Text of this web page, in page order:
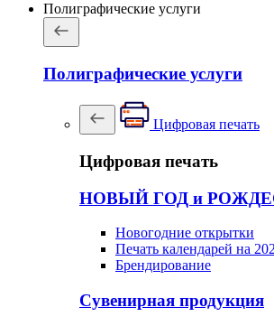
Полиграфические услуги
Полиграфические услуги
Цифровая печать
Цифровая печать
НОВЫЙ ГОД и
Новогодние открытки
Печать календарей на
Брендирование
Сувенирная продукция